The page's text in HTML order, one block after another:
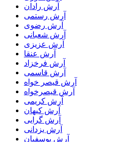
آرش رادان
آرش رستمى
آرش رضوی
آرش شعبانی
آرش عزیزی
آرش عنقا
آرش فرخزاد
آرش قاسمی
آرش قیصر خواه
آرش قیصرخواه
آرش کریمی
آرش کیهان
آرش گرایی
آرش یزدانی
آرش یوسفیان